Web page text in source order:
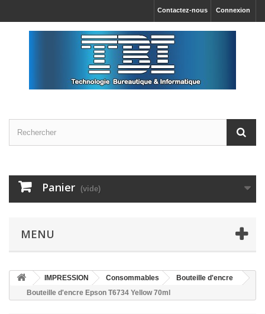
Connexion
Contactez-nous
Panier (vide)
MENU
IMPRESSION Consommables
Bouteille d'encre
Bouteille d'encre Epson T6734 Yellow 70ml